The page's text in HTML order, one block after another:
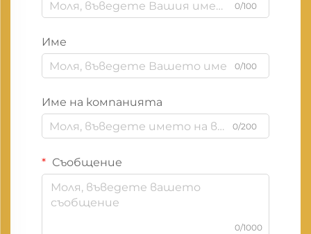
0/100
Име
0/100
Име на компанията
0/200
Съобщение
0/1000